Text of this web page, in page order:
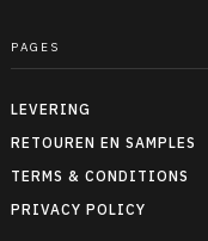
PAGES
LEVERING
RETOUREN EN SAMPLES
TERMS & CONDITIONS
PRIVACY POLICY